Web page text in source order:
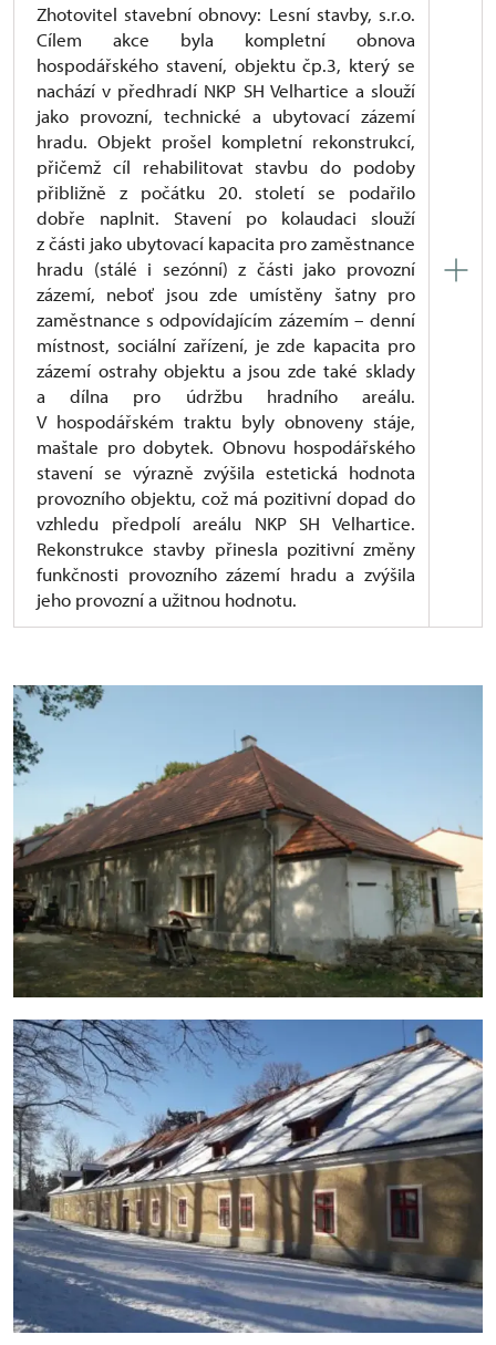
Zhotovitel stavební obnovy: Lesní stavby, s.r.o.
Cílem akce byla kompletní obnova
hospodářského stavení, objektu čp.3, který se
nachází v předhradí NKP SH Velhartice a slouží
jako provozní, technické a ubytovací zázemí
hradu. Objekt prošel kompletní rekonstrukcí,
přičemž cíl rehabilitovat stavbu do podoby
přibližně z počátku 20. století se podařilo
dobře naplnit. Stavení po kolaudaci slouží
z části jako ubytovací kapacita pro zaměstnance
hradu (stálé i sezónní) z části jako provozní
zázemí, neboť jsou zde umístěny šatny pro
zaměstnance s odpovídajícím zázemím – denní
místnost, sociální zařízení, je zde kapacita pro
zázemí ostrahy objektu a jsou zde také sklady
a dílna pro údržbu hradního areálu.
V hospodářském traktu byly obnoveny stáje,
maštale pro dobytek. Obnovu hospodářského
stavení se výrazně zvýšila estetická hodnota
provozního objektu, což má pozitivní dopad do
vzhledu předpolí areálu NKP SH Velhartice.
Rekonstrukce stavby přinesla pozitivní změny
funkčnosti provozního zázemí hradu a zvýšila
jeho provozní a užitnou hodnotu.
- sanační opatření snižující vlhkost v objektu – ověření
založení stavby, provedení provětrávaných podlah za
použití systému ILGU umístěného po obvodu
jednotlivých místností; proběhla sanační opatření při
vnějším obvodu stavby – zajílování jižní strany objektu,
položení okapního chodníku, úprava nivelety terénu –
vyspádování od objektu
- v přízemí objektu byly kompletně obnoveny skladby
podlah, přičemž podlahy jsou nově tvořené dřevěnými
prkny (obytné místnosti) a keramickými dlažbami
(koupelny, WC, chodby, kotelna)
- kompletně rekonstruovaný byl systém vytápění
objektu – v návaznosti na dříve realizované tepelné
čerpadlo země/voda byl topný systém rozšířen
o vytápění podlahovým topením, kombinovaným
v koupelnách s nástěnnými topnými tělesy – žebříky
- proběhla dílčí úprava vnitřních dispozice v přízemí
stavby a kompletní rekonstrukce dvou bytových
jednotek (studií) v podkroví objektu
- kompletně byly obnoveny povrchy stěn, podhledy
stropů
- doplněna byla schodiště spojující jednotlivá patra